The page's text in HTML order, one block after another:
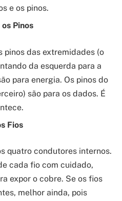
e os pinos.
Pinos
pinos das extremidades (o
da esquerda para a
para energia. Os pinos do
são para os dados. É
Fios
quatro condutores internos.
cada fio com cuidado,
expor o cobre. Se os fios
melhor ainda, pois